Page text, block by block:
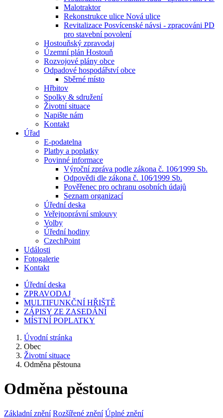
Malotraktor
Rekonstrukce ulice Nová ulice
Revitalizace Posvícenské návsi - zpracováni PD
pro stavební povolení
Hostouňský zpravodaj
Územní plán Hostouň
Rozvojové plány obce
Odpadové hospodářství obce
Sběrné místo
Hřbitov
Spolky & sdružení
Životní situace
Napište nám
Kontakt
Úřad
E-podatelna
Platby a poplatky
Povinné informace
Výroční zpráva podle zákona č. 106⁄1999 Sb.
Odpovědi dle zákona č. 106⁄1999 Sb.
Pověřenec pro ochranu osobních údajů
Seznam organizací
Úřední deska
Veřejnoprávní smlouvy
Volby
Úřední hodiny
CzechPoint
Události
Fotogalerie
Kontakt
Úřední deska
ZPRAVODAJ
MULTIFUNKČNÍ HŘIŠTĚ
ZÁPISY ZE ZASEDÁNÍ
MÍSTNÍ POPLATKY
Úvodní stránka
Obec
Životní situace
Odměna pěstouna
Odměna pěstouna
Základní znění Rozšířené znění Úplné znění